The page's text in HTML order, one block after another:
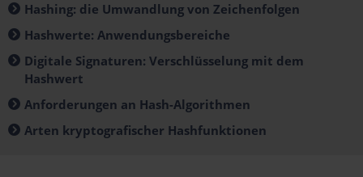
Hashing: die Umwandlung von Zeichenfolgen
Hashwerte: Anwendungsbereiche
Digitale Signaturen: Verschlüsselung mit dem
Hashwert
Anforderungen an Hash-Algorithmen
Arten kryptografischer Hashfunktionen